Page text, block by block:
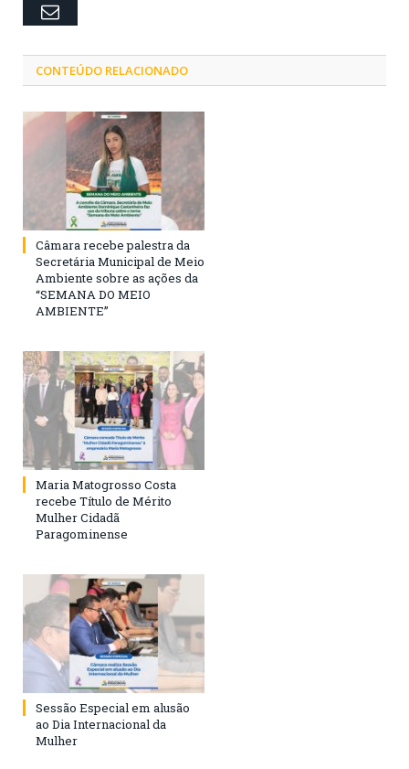
Email
CONTEÚDO RELACIONADO
Câmara recebe palestra da
Secretária Municipal de Meio
Ambiente sobre as ações da
“SEMANA DO MEIO
AMBIENTE”
Maria Matogrosso Costa
recebe Título de Mérito
Mulher Cidadã
Paragominense
Sessão Especial em alusão
ao Dia Internacional da
Mulher